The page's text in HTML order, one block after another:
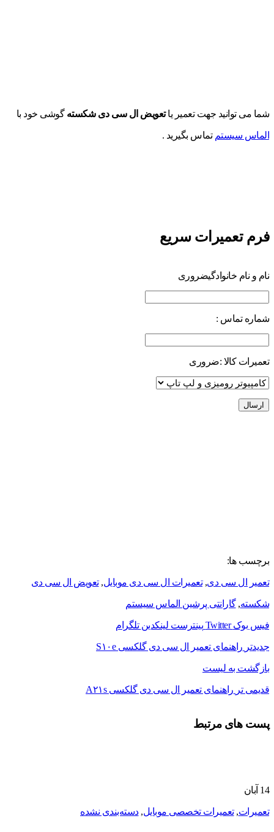
شما می توانید جهت تعمیر یاتعویض ال سی دی شکسته گوشی خود با
الماس سیستم تماس بگیرید .
فرم تعمیرات سریع
نام و نام خانوادگیضروری
شماره تماس :
تعمیرات کالا :ضروری
برچسب ها:
تعمیر ال سی دی,تعمیرات ال سی دی موبایل,تعویض ال سی دی
شکسته,گارانتی پرشین الماس سیستم
فیس بوک Twitter پینترست لینکدین تلگرام
جدیدتر راهنمای تعمیر ال سی دی گلکسی S۱۰e
بازگشت به لیست
قدیمی تر راهنمای تعمیر ال سی دی گلکسی A۲۱s
پست های مرتبط
14 آبان
تعمیرات,تعمیرات تخصصی موبایل,دسته‌بندی نشده